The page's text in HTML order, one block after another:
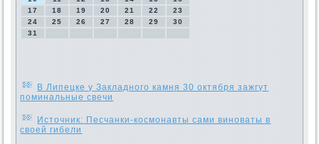
17
18 19 20 21 22
23
24
25 26 27 28 29
30
31
В Липецке у Закладного камня 30 октября зажгут
поминальные свечи
Источник: Песчанки-космонавты сами виноваты в
своей гибели